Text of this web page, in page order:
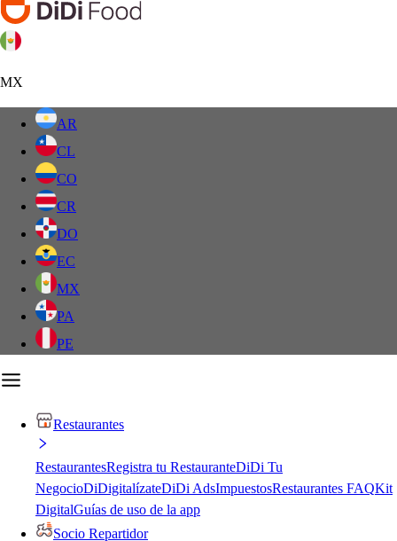
MX
AR
CL
CO
CR
DO
EC
MX
PA
PE
Restaurantes
RestaurantesRegistra tu RestauranteDiDi Tu
NegocioDiDigitalízateDiDi AdsImpuestosRestaurantes FAQKit
DigitalGuías de uso de la app
Socio Repartidor